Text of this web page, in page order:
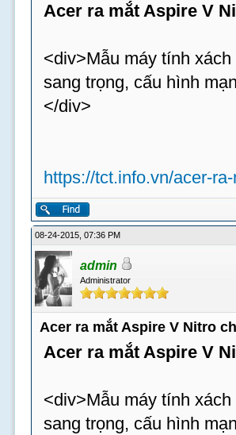
Acer ra mắt Aspire V
<div>Mẫu máy tính
sang trọng, cấu hình
</div>
https://tct.info.vn/acer-
08-24-2015, 07:36 PM
admin
Administrator
Acer ra mắt Aspire V Nitro
Acer ra mắt Aspire V
<div>Mẫu máy tính
sang trọng, cấu hình